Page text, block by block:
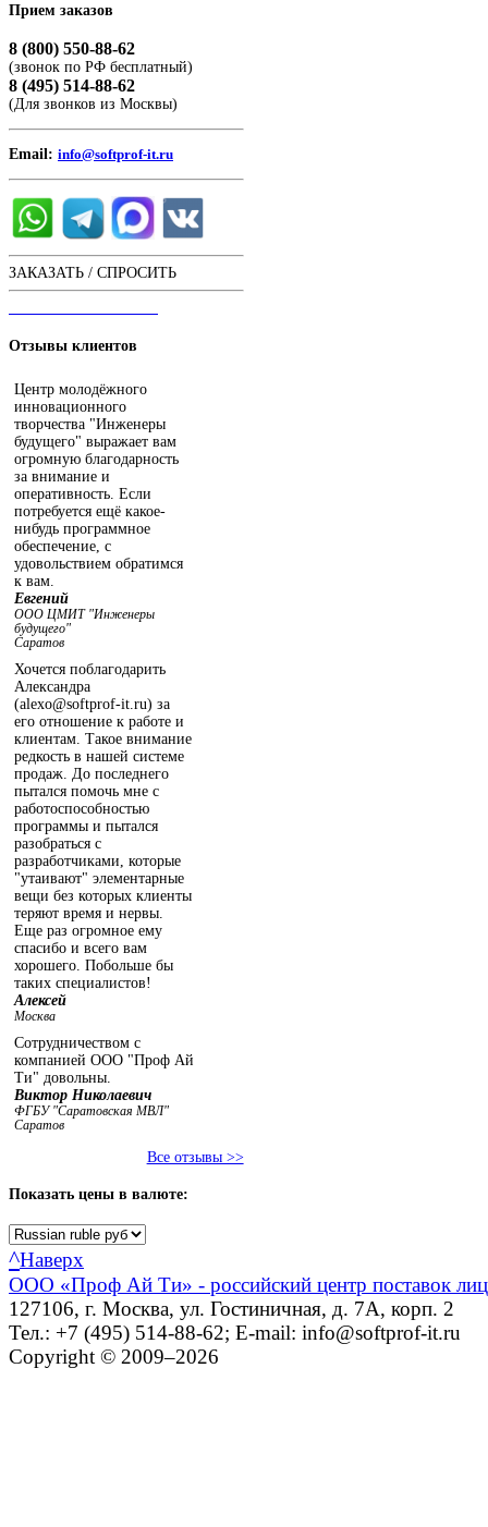
Прием заказов
8 (800) 550-88-62
(звонок по РФ бесплатный)
8 (495) 514-88-62
(Для звонков из Москвы)
Email: info@softprof-it.ru
ЗАКАЗАТЬ / СПРОСИТЬ
Отзывы клиентов
Центр молодёжного
инновационного
творчества "Инженеры
будущего" выражает вам
огромную благодарность
за внимание и
оперативность. Если
потребуется ещё какое-
нибудь программное
обеспечение, с
удовольствием обратимся
к вам.
Евгений
ООО ЦМИТ "Инженеры
будущего"
Саратов
Хочется поблагодарить
Александра
(alexo@softprof-it.ru) за
его отношение к работе и
клиентам. Такое внимание
редкость в нашей системе
продаж. До последнего
пытался помочь мне с
работоспособностью
программы и пытался
разобраться с
разработчиками, которые
"утаивают" элементарные
вещи без которых клиенты
теряют время и нервы.
Еще раз огромное ему
спасибо и всего вам
хорошего. Побольше бы
таких специалистов!
Алексей
Москва
Сотрудничеством с
компанией ООО "Проф Ай
Ти" довольны.
Виктор Николаевич
ФГБУ "Саратовская МВЛ"
Саратов
Все отзывы >>
Показать цены в валюте:
^Наверх
ООО «Проф Ай Ти» - российский центр поставок
127106, г. Москва, ул. Гостиничная, д. 7А, корп. 2
Тел.: +7 (495) 514-88-62; E-mail: info@softprof-it.ru
Copyright © 2009–2026